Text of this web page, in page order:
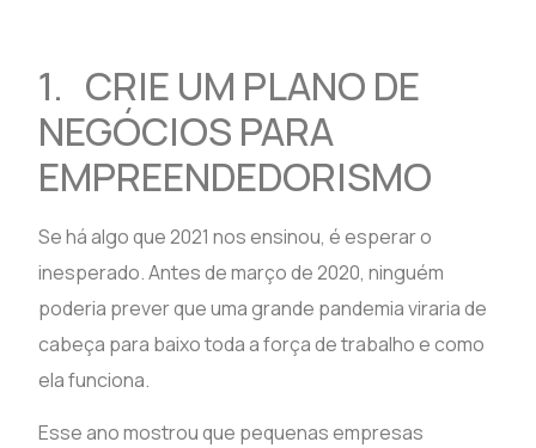
1. CRIE UM PLANO DE
NEGÓCIOS PARA
EMPREENDEDORISMO
Se há algo que 2021 nos ensinou, é esperar o
inesperado. Antes de março de 2020, ninguém
poderia prever que uma grande pandemia viraria de
cabeça para baixo toda a força de trabalho e como
ela funciona.
Esse ano mostrou que pequenas empresas